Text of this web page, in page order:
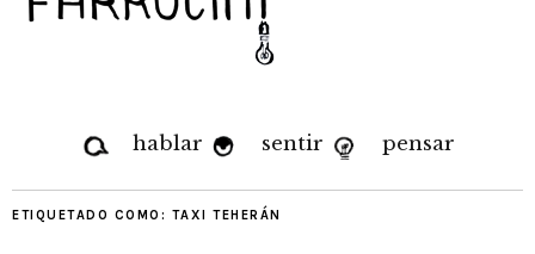
hablar sentir pensar
ETIQUETADO COMO: TAXI TEHERÁN